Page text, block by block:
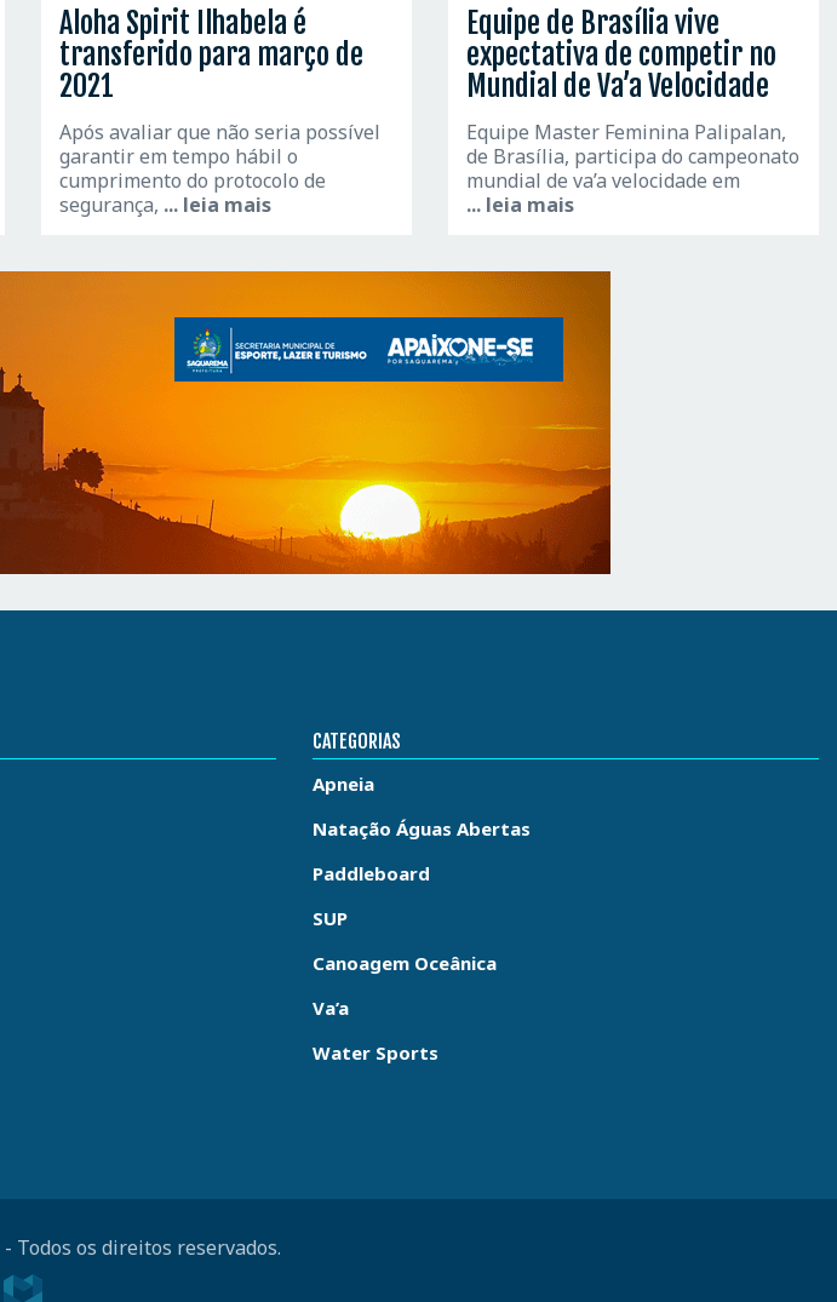
Aloha Spirit Ilhabela é
transferido para março de
2021
Após avaliar que não seria possível
garantir em tempo hábil o
cumprimento do protocolo de
segurança, ... leia mais
Equipe de Brasília vive
expectativa de competir no
Mundial de Va’a Velocidade
Equipe Master Feminina Palipalan,
de Brasília, participa do campeonato
mundial de va’a velocidade em
... leia mais
CATEGORIAS
Apneia
Natação Águas Abertas
Paddleboard
SUP
Canoagem Oceânica
Va’a
Water Sports
- Todos os direitos reservados.